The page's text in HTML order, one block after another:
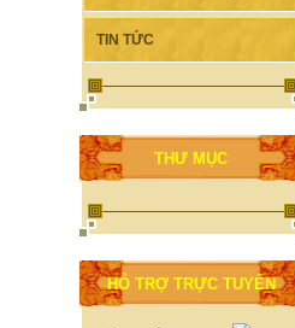
TIN TỨC
THƯ MỤC
HỖ TRỢ TRỰC TUYẾN